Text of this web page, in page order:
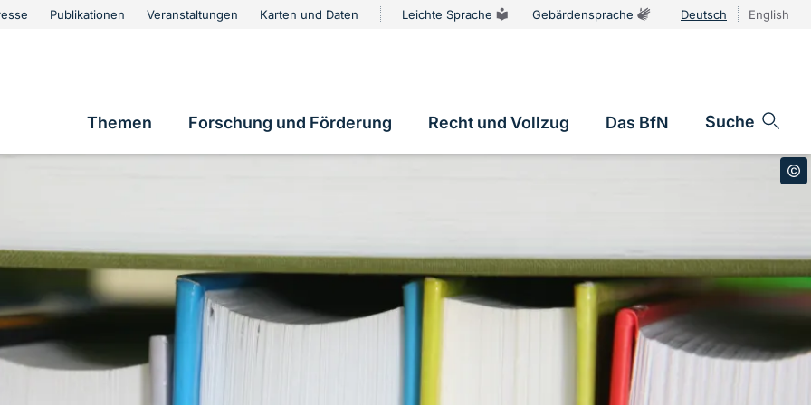
Publikationen Veranstaltungen Karten und Daten Leichte Sprache Gebärdensprache Deutsch English
Hauptnavigation
Themen Forschung und Förderung Recht und Vollzug Das BfN Suche